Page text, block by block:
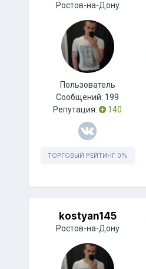
Ростов-на-Дону
Пользователь
Сообщений: 199
Репутация:
140
ТОРГОВЫЙ РЕЙТИНГ 0%
kostyan145
Ростов-на-Дону